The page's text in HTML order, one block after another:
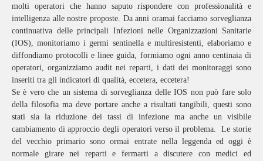
molti operatori che hanno saputo rispondere con professionalità e
intelligenza alle nostre proposte. Da anni oramai facciamo sorveglianza
continuativa delle principali Infezioni nelle Organizzazioni Sanitarie
(IOS), monitoriamo i germi sentinella e multiresistenti, elaboriamo e
diffondiamo protocolli e linee guida, formiamo ogni anno centinaia di
operatori, organizziamo audit nei reparti, i dati dei monitoraggi sono
inseriti tra gli indicatori di qualità, eccetera, eccetera!
Se è vero che un sistema di sorveglianza delle IOS non può fare solo
della filosofia ma deve portare anche a risultati tangibili, questi sono
stati sia la riduzione dei tassi di infezione ma anche un visibile
cambiamento di approccio degli operatori verso il problema. Le storie
del vecchio primario sono ormai entrate nella leggenda ed oggi è
normale girare nei reparti e fermarti a discutere con medici ed